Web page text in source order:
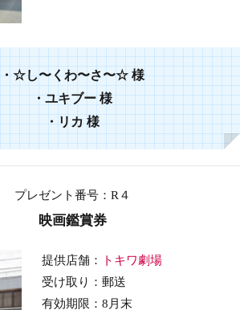
・☆し〜くわ〜さ〜☆様
・ユキブー様
・リカ様
プレゼント番号：R４
映画鑑賞券
提供店舗：
トキワ劇場
受け取り：郵送
有効期限：8 月末